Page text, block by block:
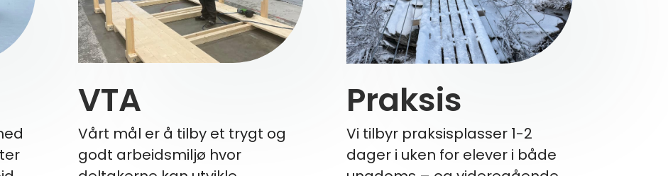
VTA
Vårt mål er å tilby et trygt og
godt arbeidsmiljø hvor
Praksis
Vi tilbyr praksisplasser 1-2
dager i uken for elever i både